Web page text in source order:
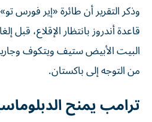
وذكر التقرير أن طائرة «إير
قاعدة أندروز بانتظار الإقلاع، قبل
البيت الأبيض ستيف ويتكوف
من التوجه إلى باكستان.
ترامب يمنح